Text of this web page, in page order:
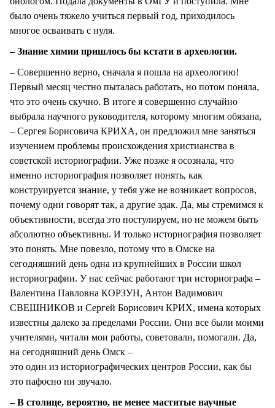
было очень тяжело учиться первый год, приходилось
многое осваивать с нуля.
– Знание химии пришлось бы кстати в археологии.
– Совершенно верно, сначала я пошла на археологию!
Первый месяц честно пыталась работать, но потом поняла,
что это очень скучно. В итоге я совершенно случайно
выбрала научного руководителя, которому многим обязана,
– Сергея Борисовича КРИХА, он предложил мне заняться
изучением проблемы происхождения христианства в
советской историографии. Уже позже я осознала, что
именно историография позволяет понять, как
конструируется знание, у тебя уже не возникает вопросов,
почему одни говорят так, а другие эдак. Да, мы стремимся к
объективности, всегда это постулируем, но не можем быть
абсолютно объективны. И только историография позволяет
это понять. Мне повезло, потому что в Омске на
сегодняшний день одна из крупнейших в России школ
историографии. У нас сейчас работают три историографа –
Валентина Павловна КОРЗУН, Антон Вадимович
СВЕШНИКОВ и Сергей Борисович КРИХ, имена которых
известны далеко за пределами России. Они все были моими
учителями, читали мои работы, советовали, помогали. Да,
на сегодняшний день Омск –
это один из историографических центров России, как бы
это пафосно ни звучало.
– В столице, вероятно, не менее маститые научные